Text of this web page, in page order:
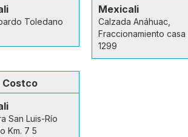
Toledano
Mexicali
Calzada Anáhuac,
Fraccionamiento casa
1299
Costco
San Luis-Río
Km. 7 5